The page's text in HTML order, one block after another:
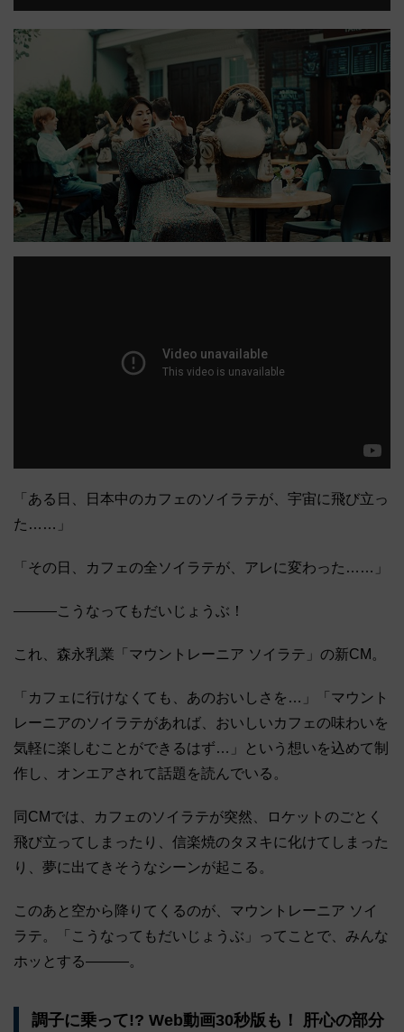
「ある日、日本中のカフェのソイラテが、宇宙に飛び立っ
た……」
「その日、カフェの全ソイラテが、アレに変わった……」
―――こうなってもだいじょうぶ！
これ、森永乳業「マウントレーニア ソイラテ」の新CM。
「カフェに行けなくても、あのおいしさを…」「マウント
レーニアのソイラテがあれば、おいしいカフェの味わいを
気軽に楽しむことができるはず…」という想いを込めて制
作し、オンエアされて話題を読んでいる。
同CMでは、カフェのソイラテが突然、ロケットのごとく
飛び立ってしまったり、信楽焼のタヌキに化けてしまった
り、夢に出てきそうなシーンが起こる。
このあと空から降りてくるのが、マウントレーニア ソイ
ラテ。「こうなってもだいじょうぶ」ってことで、みんな
ホッとする―――。
調子に乗って!? Web動画30秒版も！ 肝心の部分